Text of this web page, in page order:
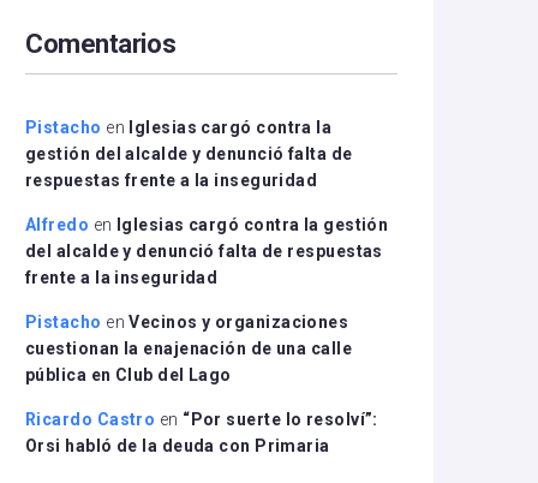
disminuir
el
Comentarios
Pistacho en
Iglesias cargó contra la
gestión del alcalde y denunció falta de
respuestas frente a la inseguridad
Alfredo en
Iglesias cargó contra la gestión
del alcalde y denunció falta de respuestas
frente a la inseguridad
Pistacho enVecinos y organizaciones
cuestionan la enajenación de una calle
pública en Club del Lago
Ricardo Castro en “Por suerte lo resolví”:
Orsi habló de la deuda con Primaria